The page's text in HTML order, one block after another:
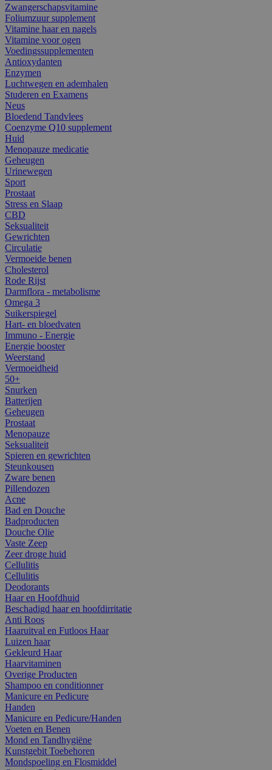
Zwangerschapsvitamine
Foliumzuur supplement
Vitamine haar en nagels
Vitamine voor ogen
Voedingssupplementen
Antioxydanten
Enzymen
Luchtwegen en ademhalen
Studeren en Examens
Neus
Bloedend Tandvlees
Coenzyme Q10 supplement
Huid
Menopauze medicatie
Geheugen
Urinewegen
Sport
Prostaat
Stress en Slaap
CBD
Seksualiteit
Gewrichten
Circulatie
Vermoeide benen
Cholesterol
Rode Rijst
Darmflora - metabolisme
Omega 3
Suikerspiegel
Hart- en bloedvaten
Immuno - Energie
Energie booster
Weerstand
Vermoeidheid
50+
Snurken
Batterijen
Geheugen
Prostaat
Menopauze
Seksualiteit
Spieren en gewrichten
Steunkousen
Zware benen
Pillendozen
Acne
Bad en Douche
Badproducten
Douche Olie
Vaste Zeep
Zeer droge huid
Cellulitis
Cellulitis
Deodorants
Haar en Hoofdhuid
Beschadigd haar en hoofdirritatie
Anti Roos
Haaruitval en Futloos Haar
Luizen haar
Gekleurd Haar
Haarvitaminen
Overige Producten
Shampoo en conditionner
Manicure en Pedicure
Handen
Manicure en Pedicure/Handen
Voeten en Benen
Mond en Tandhygiëne
Kunstgebit Toebehoren
Mondspoeling en Flosmiddel